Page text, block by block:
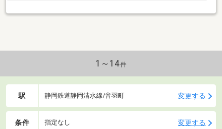
1～14件
駅 静岡鉄道静岡清水線/音羽町 変更する
条件 指定なし 変更する